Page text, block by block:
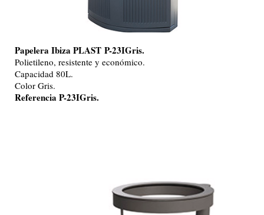
Papelera Ibiza PLAST P-23IGris.
Polietileno, resistente y económico.
Capacidad 80L.
Color Gris.
Referencia P-23IGris.